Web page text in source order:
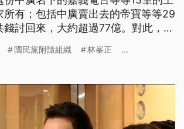
所有；包括中廣賣出去的帝寶等等29
討回來，大約超過77億。對此，中
，黨產會應該向國民黨討才對。 ==
換了錢回來 這錢並沒有匯出去 黨產
國民黨附隨組織 林峯正 ...